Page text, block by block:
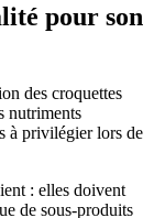
pour son
des croquettes
nutriments
à privilégier lors de
: elles doivent
de sous-produits